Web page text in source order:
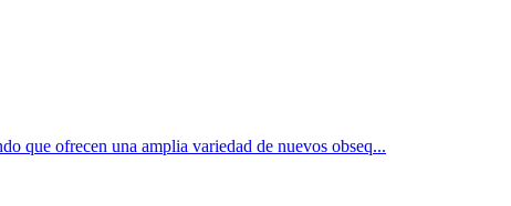
que ofrecen una amplia variedad de nuevos obseq...